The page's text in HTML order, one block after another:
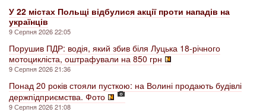
У 22 містах Польщі відбулися акції проти нападів на
українців
9 Серпня 2026 22:05
Порушив ПДР: водія, який збив біля Луцька 18-річного
мотоцикліста, оштрафували на 850 грн
9 Серпня 2026 21:36
Понад 20 років стояли пусткою: на Волині продають будівлі
держпідприємства. Фото
9 Серпня 2026 21:08